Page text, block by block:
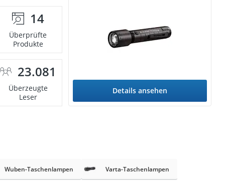
14
Überprüfte
Produkte
23.081
Überzeugte
Leser
Details ansehen
Wuben-Taschenlampen Varta-Taschenlampen